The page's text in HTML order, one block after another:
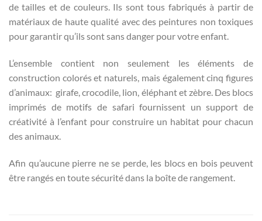
de tailles et de couleurs. Ils sont tous fabriqués à partir de
matériaux de haute qualité avec des peintures non toxiques
pour garantir qu’ils sont sans danger pour votre enfant.
L’ensemble contient non seulement les éléments de
construction colorés et naturels, mais également cinq figures
d’animaux: girafe, crocodile, lion, éléphant et zèbre. Des blocs
imprimés de motifs de safari fournissent un support de
créativité à l’enfant pour construire un habitat pour chacun
des animaux.
Afin qu’aucune pierre ne se perde, les blocs en bois peuvent
être rangés en toute sécurité dans la boîte de rangement.